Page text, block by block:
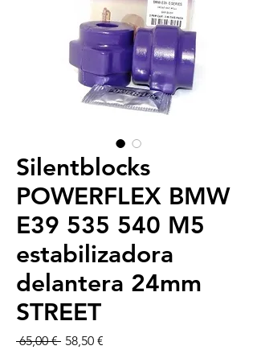
Silentblocks
POWERFLEX BMW
E39 535 540 M5
estabilizadora
delantera 24mm
STREET
65,00 € Precio
58,50 €